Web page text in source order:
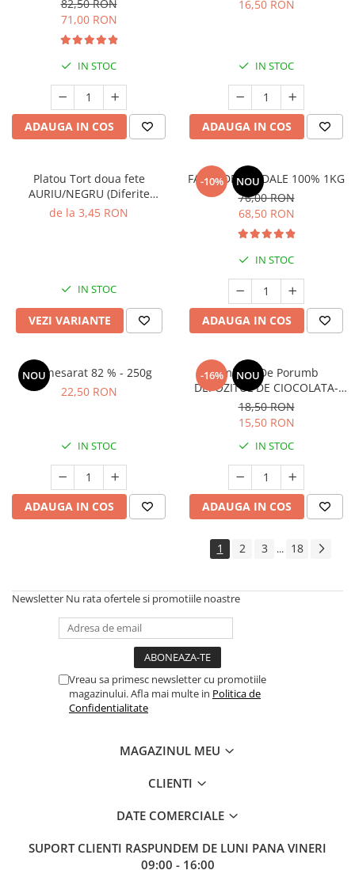
82,50 RON
71,00 RON
IN STOC
ADAUGA IN COS
16,50 RON
IN STOC
ADAUGA IN COS
Platou Tort doua fete
AURIU/NEGRU (Diferite
dimensiuni)
de la 3,45 RON
IN STOC
VEZI VARIANTE
-10% NOU
FAINA DE MIGDALE 100% 1KG
76,00 RON
68,50 RON
IN STOC
ADAUGA IN COS
NOU
Unt nesarat 82 % - 250g
22,50 RON
IN STOC
ADAUGA IN COS
-16% NOU
Amidon De Porumb
DEPOZITUL DE CIOCOLATA-
1kg
18,50 RON
15,50 RON
IN STOC
ADAUGA IN COS
1 2 3 ... 18
Newsletter Nu rata ofertele si promotiile noastre
Vreau sa primesc newsletter cu promotiile
magazinului. Afla mai multe in Politica de
Confidentialitate
MAGAZINUL MEU
CLIENTI
DATE COMERCIALE
SUPORT CLIENTI RASPUNDEM DE LUNI PANA VINERI
09:00 - 16:00